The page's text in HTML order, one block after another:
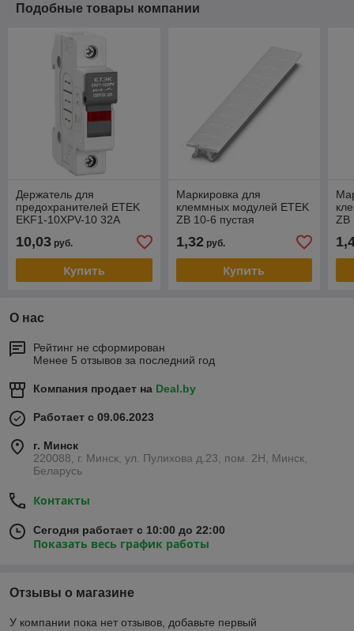
Подобные товары компании
Держатель для
предохранителей ETEK
EKF1-10XPV-10 32А
10,03 руб.
Купить
Маркировка для
клеммных модулей ETEK
ZB 10-6 пустая
1,32руб.
Купить
ZB
О нас
Рейтинг не сформирован
Менее 5 отзывов за последний год
Компания продает на Deal.by
Работает с 09.06.2023
г. Минск
220088, г. Минск, ул. Пулихова д.23, пом. 2Н, Минск,
Беларусь
Контакты
Сегодня работает с 10:00 до 22:00
Показать весь график работы
Отзывы о магазине
У компании пока нет отзывов, добавьте первый